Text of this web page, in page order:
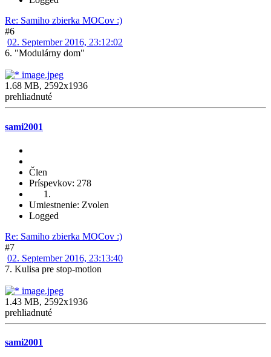
Re: Samiho zbierka MOCov :)
#6
02. September 2016, 23:12:02
6. "Modulárny dom"
image.jpeg
1.68 MB, 2592x1936
prehliadnuté
sami2001
Člen
Príspevkov: 278
Umiestnenie: Zvolen
Logged
Re: Samiho zbierka MOCov :)
#7
02. September 2016, 23:13:40
7. Kulisa pre stop-motion
image.jpeg
1.43 MB, 2592x1936
prehliadnuté
sami2001